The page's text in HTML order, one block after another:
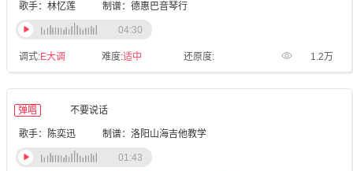
歌手：林忆莲 制谱：德惠巴音琴行
调式:E大调 难度:适中 还原度: 1.2万
04:30
弹唱 不要说话
歌手：陈奕迅 制谱：洛阳山海吉他教学
01:43